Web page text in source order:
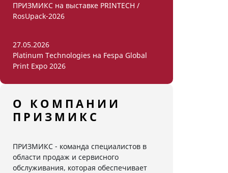
ПРИЗМИКС на выставке PRINTECH /
RosUpack-2026
27.05.2026
Platinum Technologies на Fespa Global
Print Expo 2026
О КОМПАНИИ
ПРИЗМИКС
ПРИЗМИКС - команда специалистов в
области продаж и сервисного
обслуживания, которая обеспечивает